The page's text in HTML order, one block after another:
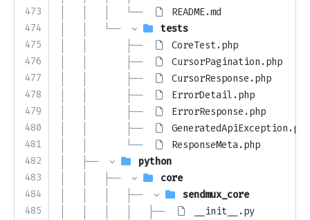
473
474
475
476
477
478
479
480
481
482
483
484
485
│   │   │   └──
README.md
│   │   └──
tests
│   │       ├──
CoreTest.php
│   │       ├──
CursorPagination.php
│   │       ├──
CursorResponse.php
│   │       ├──
ErrorDetail.php
│   │       ├──
ErrorResponse.php
│   │       ├──
GeneratedApiException.php
│   │       └──
ResponseMeta.php
│   ├──
python
│   │   ├──
core
│   │   │   ├──
sendmux_core
│   │   │   │   ├──
__init__.py